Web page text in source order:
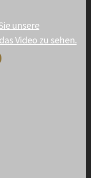
unsere
Video zu sehen.